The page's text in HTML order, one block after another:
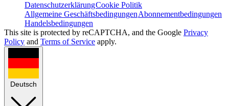
DatenschutzerklärungCookie Politik
Allgemeine GeschäftsbedingungenAbonnementbedingungen
Handelsbedingungen
This site is protected by reCAPTCHA, and the Google Privacy
Policy and Terms of Service apply.
Deutsch